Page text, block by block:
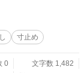
寸止め
0
文字数 1,482